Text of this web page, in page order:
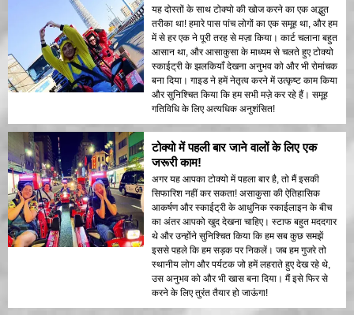
यह दोस्तों के साथ टोक्यो की खोज करने का एक अद्भुत
तरीका था! हमारे पास पांच लोगों का एक समूह था, और हम
में से हर एक ने पूरी तरह से मज़ा किया। कार्ट चलाना बहुत
आसान था, और आसाकुसा के माध्यम से चलते हुए टोक्यो
स्काईट्री के झलकियाँ देखना अनुभव को और भी रोमांचक
बना दिया। गाइड ने हमें नेतृत्व करने में उत्कृष्ट काम किया
और सुनिश्चित किया कि हम सभी मज़े कर रहे हैं। समूह
गतिविधि के लिए अत्यधिक अनुशंसित!
टोक्यो में पहली बार जाने वालों के लिए एक
जरूरी काम!
अगर यह आपका टोक्यो में पहला बार है, तो मैं इसकी
सिफारिश नहीं कर सकता! असाकुसा की ऐतिहासिक
आकर्षण और स्काईट्री के आधुनिक स्काईलाइन के बीच
का अंतर आपको खुद देखना चाहिए। स्टाफ बहुत मददगार
थे और उन्होंने सुनिश्चित किया कि हम सब कुछ समझें
इससे पहले कि हम सड़क पर निकलें। जब हम गुजरे तो
स्थानीय लोग और पर्यटक जो हमें लहराते हुए देख रहे थे,
उस अनुभव को और भी खास बना दिया। मैं इसे फिर से
करने के लिए तुरंत तैयार हो जाऊंगा!